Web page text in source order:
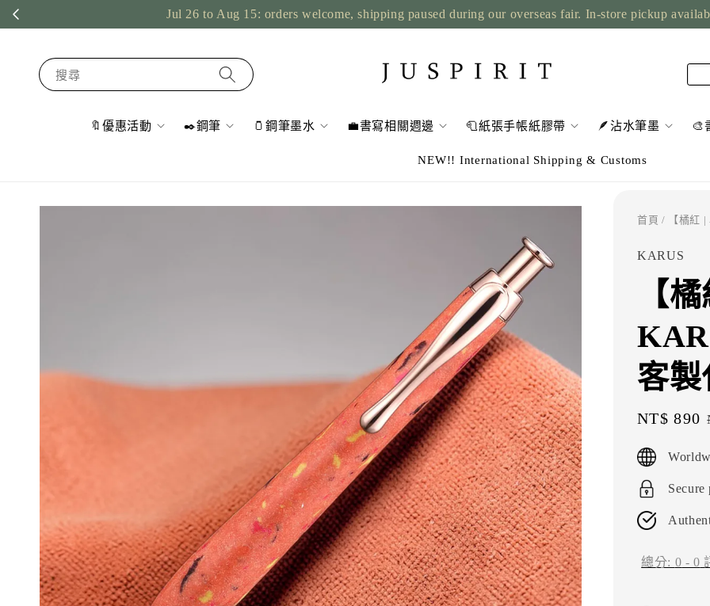
Jul 26 to Aug 15: orders welcome, shipping paused during our overseas fair. In-store pickup
搜尋
🔖優惠活動 ✒️鋼筆 🫙鋼筆墨水 💼書寫相關週邊 🧻紙張手帳紙膠帶 🪶沾水筆墨 🎨
NEW!! International Shipping & Customs
首頁 / 【橘紅 |
KARUS
【
客製
Sale
NT$ 890
Secure
總分: 0 -0